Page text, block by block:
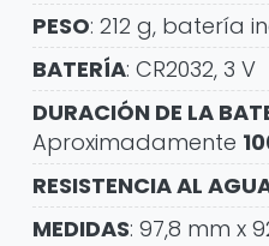
PESO: 212 g, batería
BATERÍA: CR2032, 3 V
DURACIÓN DE LA
Aproximadamente
RESISTENCIA AL
MEDIDAS: 97,8 mm x